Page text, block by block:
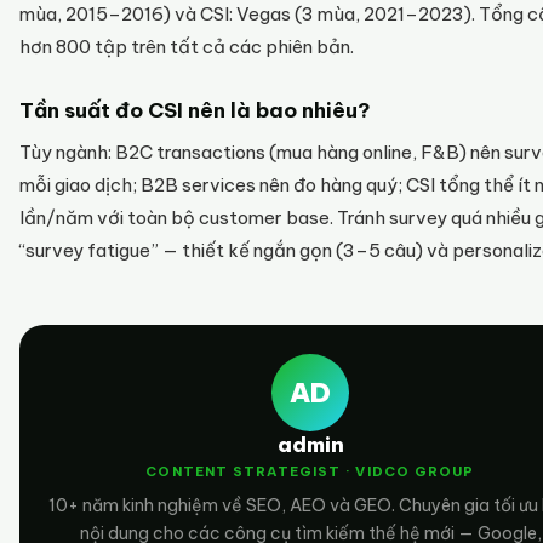
mùa, 2015–2016) và CSI: Vegas (3 mùa, 2021–2023). Tổng
hơn 800 tập trên tất cả các phiên bản.
Tần suất đo CSI nên là bao nhiêu?
Tùy ngành: B2C transactions (mua hàng online, F&B) nên
mỗi giao dịch; B2B services nên đo hàng quý; CSI tổng thể ít
lần/năm với toàn bộ customer base. Tránh survey quá nhiều
“survey fatigue” — thiết kế ngắn gọn (3–5 câu) và
AD
admin
CONTENT STRATEGIST · VIDCO GROUP
10+ năm kinh nghiệm về SEO, AEO và GEO. Chuyên gia tối ưu
nội dung cho các công cụ tìm kiếm thế hệ mới — Google,